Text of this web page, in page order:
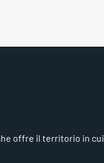
offre il territorio in cui